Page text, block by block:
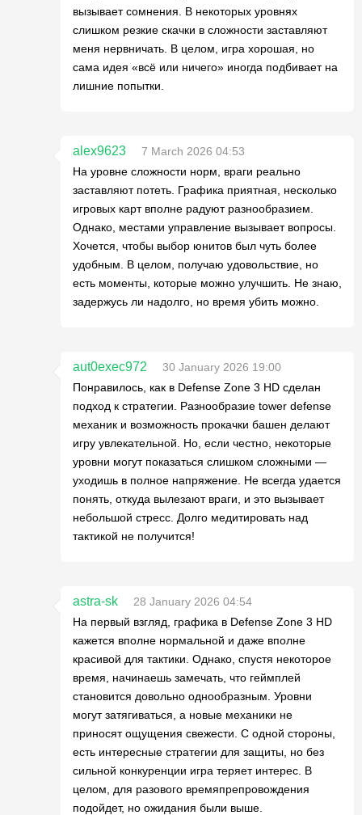
вызывает сомнения. В некоторых уровнях
слишком резкие скачки в сложности заставляют
меня нервничать. В целом, игра хорошая, но
сама идея «всё или ничего» иногда подбивает на
лишние попытки.
alex9623
7 March 2026 04:53
На уровне сложности норм, враги реально
заставляют потеть. Графика приятная, несколько
игровых карт вполне радуют разнообразием.
Однако, местами управление вызывает вопросы.
Хочется, чтобы выбор юнитов был чуть более
удобным. В целом, получаю удовольствие, но
есть моменты, которые можно улучшить. Не знаю,
задержусь ли надолго, но время убить можно.
aut0exec972
30 January 2026 19:00
Понравилось, как в Defense Zone 3 HD сделан
подход к стратегии. Разнообразие tower defense
механик и возможность прокачки башен делают
игру увлекательной. Но, если честно, некоторые
уровни могут показаться слишком сложными —
уходишь в полное напряжение. Не всегда удается
понять, откуда вылезают враги, и это вызывает
небольшой стресс. Долго медитировать над
тактикой не получится!
astra-sk
28 January 2026 04:54
На первый взгляд, графика в Defense Zone 3 HD
кажется вполне нормальной и даже вполне
красивой для тактики. Однако, спустя некоторое
время, начинаешь замечать, что геймплей
становится довольно однообразным. Уровни
могут затягиваться, а новые механики не
приносят ощущения свежести. С одной стороны,
есть интересные стратегии для защиты, но без
сильной конкуренции игра теряет интерес. В
целом, для разового времяпрепровождения
подойдет, но ожидания были выше.